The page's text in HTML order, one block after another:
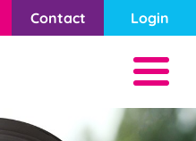
Contact Login